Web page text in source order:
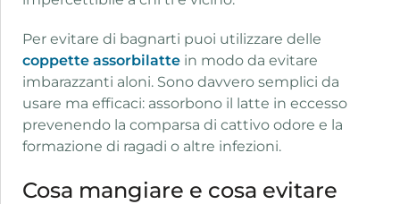
Per evitare di bagnarti puoi utilizzare delle
coppette assorbilatte in modo da evitare
imbarazzanti aloni. Sono davvero semplici da
usare ma efficaci: assorbono il latte in eccesso
prevenendo la comparsa di cattivo odore e la
formazione di ragadi o altre infezioni.
Cosa mangiare e cosa evitare